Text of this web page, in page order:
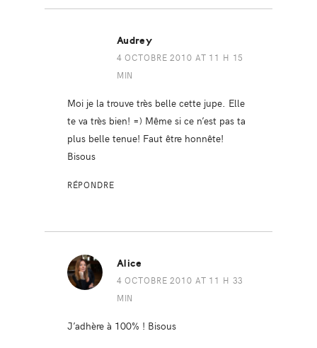
Audrey
4 OCTOBRE 2010 AT 11 H 15
MIN
Moi je la trouve très belle cette jupe. Elle
te va très bien! =) Même si ce n’est pas ta
plus belle tenue! Faut être honnête!
Bisous
RÉPONDRE
Alice
4 OCTOBRE 2010 AT 11 H 33
MIN
J’adhère à 100% ! Bisous